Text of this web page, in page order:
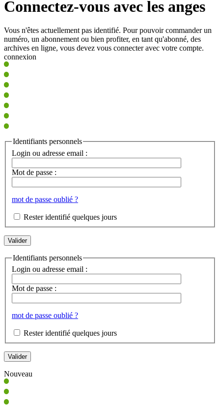
Connectez-vous avec les anges
Vous n'êtes actuellement pas identifié. Pour pouvoir commander un
numéro, un abonnement ou bien profiter, en tant qu'abonné, des
archives en ligne, vous devez vous connecter avec votre compte.
connexion
Identifiants personnels
Login ou adresse email :
Mot de passe :
mot de passe oublié ?
Rester identifié quelques jours
Identifiants personnels
Login ou adresse email :
Mot de passe :
mot de passe oublié ?
Rester identifié quelques jours
Nouveau